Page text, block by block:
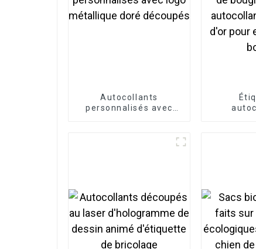
Autocollants
personnalisés avec